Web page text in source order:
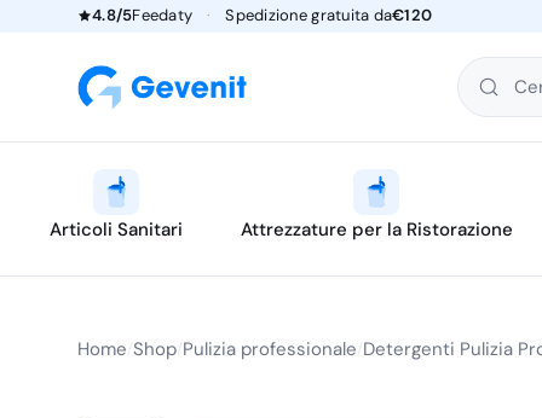
4.8/5Feedaty · Spedizione gratuita da€120
Articoli Sanitari Attrezzature per la Ristorazione
Home Shop Pulizia professionale Detergenti Pulizia